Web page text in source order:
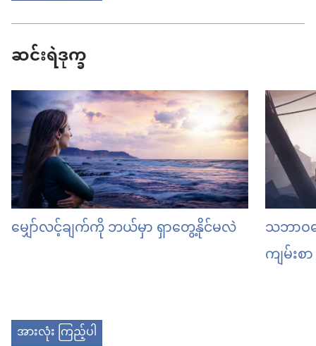
ဆင်းရဲဒုက္ခ
မျှော်လင့်ချက်ကို ဘယ်မှာ ရှာတွေ့နိုင်မလဲ
သဘာဝ
ကျမ်း
အားလုံး ကြည့်ပါ